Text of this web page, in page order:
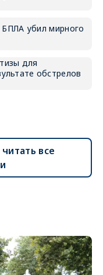
убил мирного
для
обстрелов
все